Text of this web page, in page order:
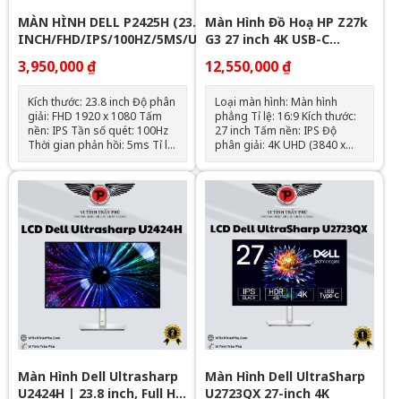
MÀN HÌNH DELL P2425H (23.8
INCH/FHD/IPS/100HZ/5MS/USB-
3,950,000 ₫
Kích thước: 23.8 inch Độ phân
giải: FHD 1920 x 1080 Tấm
nền: IPS Tần số quét: 100Hz
Thời gian phản hồi: 5ms Tỉ lệ
tương phản: 1500:1 Độ sáng:
300 nits Tương thích VESA:
100x100mm Cổng kết nối: 1x
Gen 1 (PD 15W) 3x USB-A 3.0
/ 3.1/3.2 Gen 1 1x USB-B 3.0 /
3.1/3.2 Gen 1
Màn Hình Đồ Hoạ HP Z27k
G3 27 inch 4K USB-C
Display - New Hãng BH
36T
12,550,000 ₫
Loại màn hình: Màn hình
phẳng Tỉ lệ: 16:9 Kích thước:
27 inch Tấm nền: IPS Độ
phân giải: 4K UHD (3840 x
2160) Tốc độ làm mới: 60 Hz
Thời gian đáp ứng: 5ms GtG
Cổng kết nối: 1 HDMI 2.0 , 4
USB-A 3.2 Gen 1 , 1
DisplayPort™ 1.4-in, 1
DisplayPort™ 1.4-out, 1 USB
Type-C™ (Alternate mode
DisplayPort™ 1.4, Power
Delivery up to 100W) Phụ
kiện: Cáp nguồn , cáp
DisplayPort; VESA Mount
Type-C cable
Màn Hình Dell Ultrasharp
U2424H | 23.8 inch, Full HD,
Màn Hình Dell UltraSharp
U2723QX 27-inch 4K